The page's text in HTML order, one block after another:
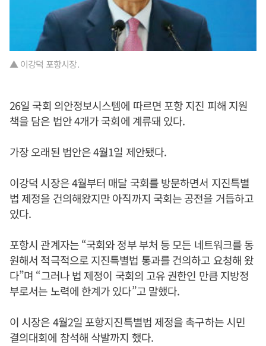
▲ 이강덕 포항시장.
26일 국회 의안정보시스템에 따르면 포항 지진 피해 지원
책을 담은 법안 4개가 국회에 계류돼 있다.
가장 오래된 법안은 4월1일 제안됐다.
이강덕 시장은 4월부터 매달 국회를 방문하면서 지진특별
법 제정을 건의해왔지만 아직까지 국회는 공전을 거듭하고
있다.
포항시 관계자는 “국회와 정부 부처 등 모든 네트워크를 동
원해서 적극적으로 지진특별법 통과를 건의하고 요청해 왔
다”며 “그러나 법 제정이 국회의 고유 권한인 만큼 지방정
부로서는 노력에 한계가 있다”고 말했다.
이 시장은 4월2일 포항지진특별법 제정을 촉구하는 시민
결의대회에 참석해 삭발까지 했다.